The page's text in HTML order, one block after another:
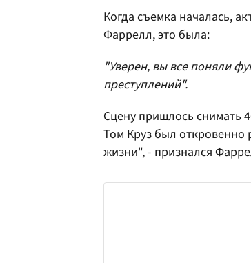
Когда съемка началась,
Фаррелл, это была:
"Уверен, вы все поняли
преступлений".
Сцену пришлось снимать
Том Круз был откровенно
жизни", - признался